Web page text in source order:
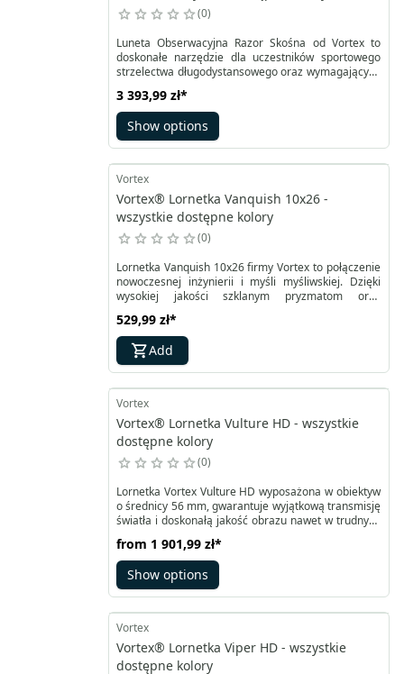
0
Luneta Obserwacyjna Razor Skośna od Vortex to
doskonałe narzędzie dla uczestników sportowego
strzelectwa długodystansowego oraz wymagających
identyfikacja i obserwacja celu. Flagowy model
Vortex Razor gwarantuje wyjątkową jakość obrazu
pod względem rozdzielczości, odwzorowania barw i
jasności.
3 393,99 zł*
Show options
Vortex
Vortex® Lornetka Vanquish 10x26 -
wszystkie dostępne kolory
0
Lornetka Vanquish 10x26 firmy Vortex to połączenie
nowoczesnej inżynierii i myśli myśliwskiej. Dzięki
wysokiej jakości szklanym pryzmatom oraz
wyraźny obraz przy szerokim polu widzenia,
umożliwiając szybkie skanowanie terenu. Waży
jedynie 360 gramów, ma przystępną cenę i oferuje
więcej możliwości niż inne produkty w swojej klasie.
529,99 zł*
Add
Vortex
Vortex® Lornetka Vulture HD - wszystkie
dostępne kolory
0
Lornetka Vortex Vulture HD wyposażona w obiektyw
o średnicy 56 mm, gwarantuje wyjątkową transmisję
światła i doskonałą jakość obrazu nawet w trudnych
istotne o wschodzie i zachodzie słońca, gdy
aktywność zwierzyny łownej jest najwyższa.
from 1 901,99 zł*
Show options
Vortex
Vortex® Lornetka Viper HD - wszystkie
dostępne kolory